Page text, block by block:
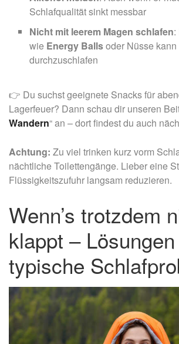
Schlafqualität sinkt messbar
Nicht mit leerem Magen schlafen:
wie Energy Ballsoder Nüsse
durchzuschlafen
👉 Du suchst geeignete Snacks für
Lagerfeuer? Dann schau dir unseren
Wandern“ an – dort findest du auch
Achtung: Zu viel trinken kurz vorm
nächtliche Toilettengänge. Lieber eine
Flüssigkeitszufuhr langsam reduzieren.
Wenn’s trotzdem
klappt –
typische